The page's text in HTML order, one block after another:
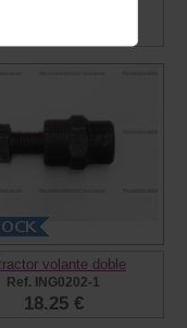
volante doble
Ref. ING0202-1
18.25 €